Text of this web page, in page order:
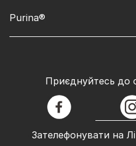
Purina®
Зателефонувати на
Приєднуйтесь до
facebook